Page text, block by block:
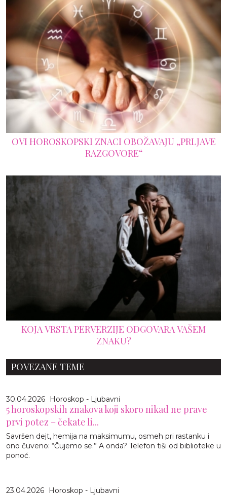
OVI HOROSKOPSKI ZNACI OBOŽAVAJU „PRLJAVE
RAZGOVORE“
KOJA VRSTA PERVERZIJE ODGOVARA VAŠEM
ZNAKU?
POVEZANE TEME
30.04.2026 Horoskop - Ljubavni
5 horoskopskih znakova koji skoro nikad ne prave
prvi potez – čekate li...
Savršen dejt, hemija na maksimumu, osmeh pri rastanku i
ono čuveno: “Čujemo se.” A onda? Telefon tiši od biblioteke u
ponoć.
23.04.2026 Horoskop - Ljubavni